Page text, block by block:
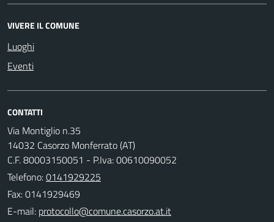
VIVERE IL COMUNE
Luoghi
Eventi
CONTATTI
Via Montiglio n.35
14032 Casorzo Monferrato (AT)
C.F. 80003150051 - P.Iva: 00610090052
Telefono:0141929225
Fax: 0141929469
E-mail: